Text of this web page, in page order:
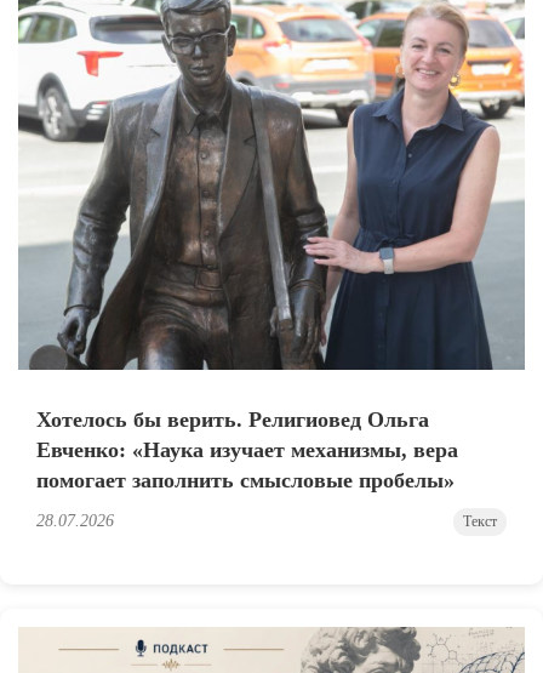
Хотелось бы верить. Религиовед Ольга
Евченко: «Наука изучает механизмы, вера
помогает заполнить смысловые пробелы»
28.07.2026 Текст